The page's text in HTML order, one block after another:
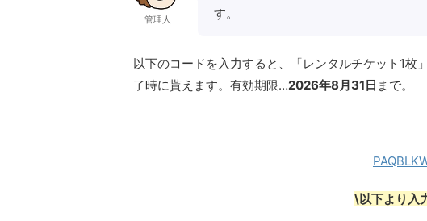
管理人
す。
以下のコードを入力すると、「レンタルチケット1
了時に貰えます。有効期限…2026年8月31日 まで。
\以下より入